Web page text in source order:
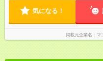
気になる！
掲載元企業名 マ